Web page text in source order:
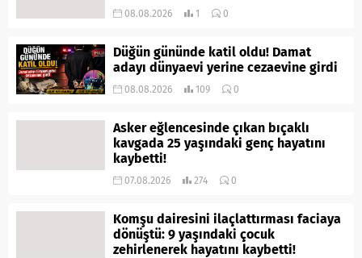
08.08.2026 1 0
Düğün gününde katil oldu! Damat
adayı dünyaevi yerine cezaevine girdi
08.08.2026 109 0
Asker eğlencesinde çıkan bıçaklı
kavgada 25 yaşındaki genç hayatını
kaybetti!
07.08.2026 274 0
Komşu dairesini ilaçlattırması faciaya
dönüştü: 9 yaşındaki çocuk
zehirlenerek hayatını kaybetti!